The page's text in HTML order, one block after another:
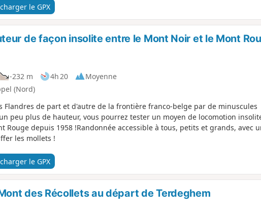
le GPX
de façon insolite entre le Mont Noir et le Mont
-232 m 4h 20
Moyenne
(Nord)
Flandres de part et d'autre de la frontière franco-belge par de minuscules
peu plus de hauteur, vous pourrez tester un moyen de locomotion
Rouge depuis 1958 !Randonnée accessible à tous, petits et grands, avec
les mollets !
le GPX
des Récollets au départ de Terdeghem